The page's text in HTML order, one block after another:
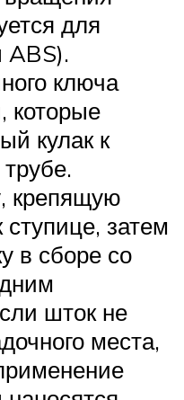
для
ABS).
ключа
которые
кулак к
крепящую
затем
в сборе со
шток не
места,